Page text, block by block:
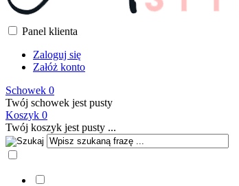
Panel klienta
Zaloguj się
Załóż konto
Schowek 0
Twój schowek jest pusty
Koszyk 0
Twój koszyk jest pusty ...